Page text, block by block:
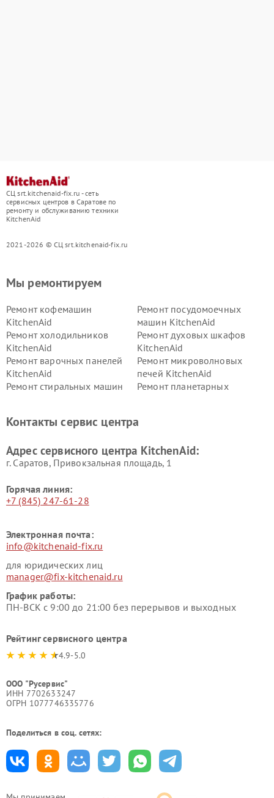
СЦ srt.kitchenaid-fix.ru - сеть
сервисных центров в Саратове по
ремонту и обслуживанию техники
KitchenAid
2021-2026 © СЦ srt.kitchenaid-fix.ru
Мы ремонтируем
Ремонт кофемашин
KitchenAid
Ремонт посудомоечных
машин KitchenAid
Ремонт холодильников
KitchenAid
Ремонт духовых шкафов
KitchenAid
Ремонт варочных панелей
KitchenAid
Ремонт микроволновых
печей KitchenAid
Ремонт стиральных машин
Ремонт планетарных
Контакты сервис центра
Адрес сервисного центра KitchenAid:
г. Саратов, Привокзальная площадь, 1
Горячая линия:
+7 (845) 247-61-28
Электронная почта:
info@kitchenaid-fix.ru
для юридических лиц
manager@fix-kitchenaid.ru
График работы:
ПН-ВСК с 9:00 до 21:00 без перерывов и выходных
Рейтинг сервисного центра
4.9-5.0
ООО "Русервис"
ИНН 7702633247
ОГРН 1077746335776
Поделиться в соц. сетях: